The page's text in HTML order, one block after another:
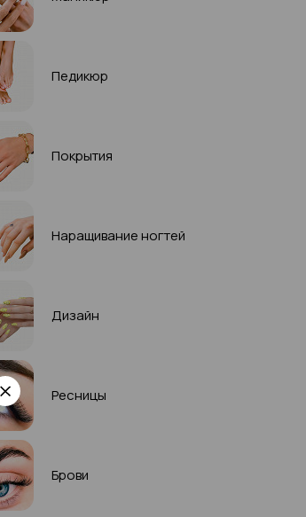
Педикюр
Покрытия
Наращивание ногтей
Дизайн
Ресницы
Брови